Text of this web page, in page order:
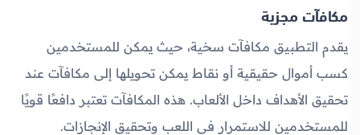
مكافآت مجزية
يقدم التطبيق مكافآت سخية، حيث يمكن للمستخدمين
كسب أموال حقيقية أو نقاط يمكن تحويلها إلى مكافآت عند
تحقيق الأهداف داخل الألعاب. هذه المكافآت تعتبر دافعًا قويًا
للمستخدمين للاستمرار في اللعب وتحقيق الإنجازات.